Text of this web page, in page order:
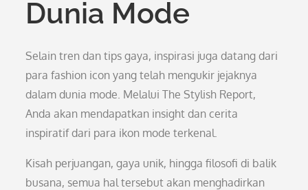
Dunia Mode
Selain tren dan tips gaya, inspirasi juga datang dari
para fashion icon yang telah mengukir jejaknya
dalam dunia mode. Melalui The Stylish Report,
Anda akan mendapatkan insight dan cerita
inspiratif dari para ikon mode terkenal.
Kisah perjuangan, gaya unik, hingga filosofi di balik
busana, semua hal tersebut akan menghadirkan